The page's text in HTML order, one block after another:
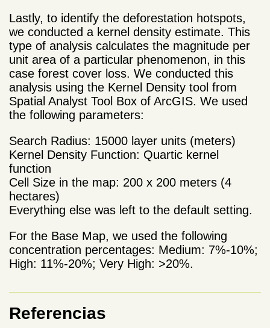
Lastly, to identify the deforestation hotspots,
we conducted a kernel density estimate. This
type of analysis calculates the magnitude per
unit area of a particular phenomenon, in this
case forest cover loss. We conducted this
analysis using the Kernel Density tool from
Spatial Analyst Tool Box of ArcGIS. We used
the following parameters:
Search Radius: 15000 layer units (meters)
Kernel Density Function: Quartic kernel
function
Cell Size in the map: 200 x 200 meters (4
hectares)
Everything else was left to the default setting.
For the Base Map, we used the following
concentration percentages: Medium: 7%-10%;
High: 11%-20%; Very High: >20%.
Referencias